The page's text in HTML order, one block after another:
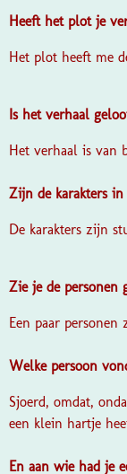
Heeft het plot je
Het plot heeft me
Is het verhaal
Het verhaal is van
Zijn de karakters
De karakters zijn
Zie je de personen
Een paar
Welke persoon
Sjoerd, omdat,
een klein hartje
En aan wie had je